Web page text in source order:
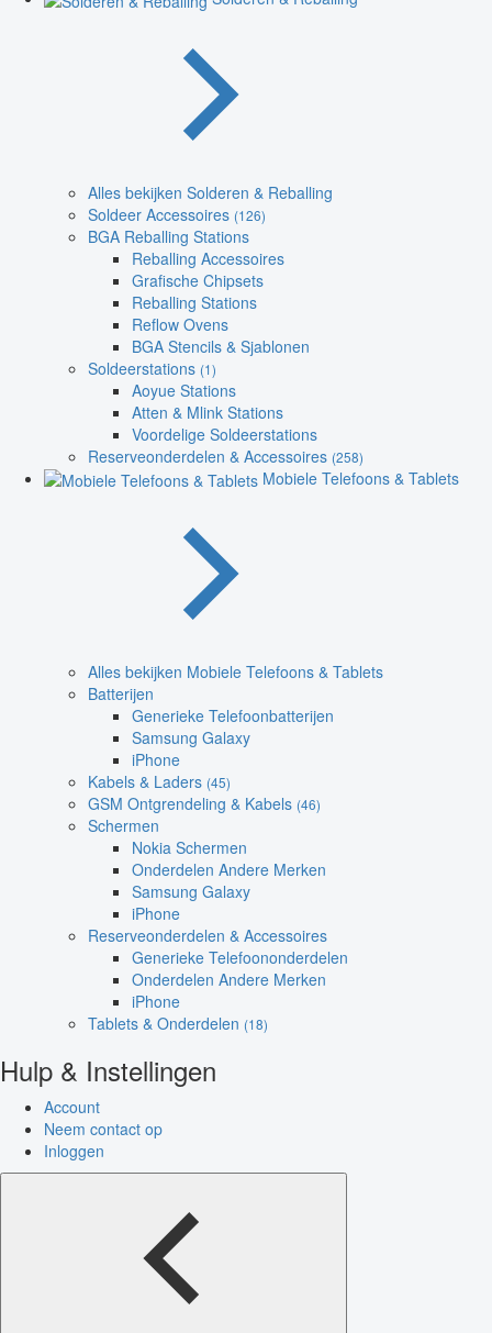
Alles bekijken Solderen & Reballing
Soldeer Accessoires (126)
BGA Reballing Stations
Reballing Accessoires
Grafische Chipsets
Reballing Stations
Reflow Ovens
BGA Stencils & Sjablonen
Soldeerstations (1)
Aoyue Stations
Atten & Mlink Stations
Voordelige Soldeerstations
Reserveonderdelen & Accessoires (258)
Mobiele Telefoons & Tablets
Alles bekijken Mobiele Telefoons & Tablets
Batterijen
Generieke Telefoonbatterijen
Samsung Galaxy
iPhone
Kabels & Laders (45)
GSM Ontgrendeling & Kabels (46)
Schermen
Nokia Schermen
Onderdelen Andere Merken
Samsung Galaxy
iPhone
Reserveonderdelen & Accessoires
Generieke Telefoononderdelen
Onderdelen Andere Merken
iPhone
Tablets & Onderdelen (18)
Hulp & Instellingen
Account
Neem contact op
Inloggen